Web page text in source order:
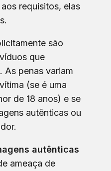
requisitos, elas
são
que
As penas variam
(se é uma
de 18 anos) e se
autênticas ou
autênticas
ameaça de